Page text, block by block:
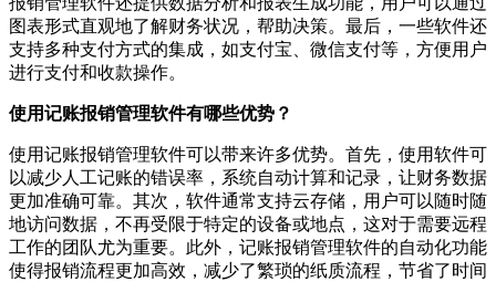
图表形式直观地了解财务状况，帮助决策。最后，一些软件还
支持多种支付方式的集成，如支付宝、微信支付等，方便用户
进行支付和收款操作。
使用记账报销管理软件有哪些优势？
使用记账报销管理软件可以带来许多优势。首先，使用软件可
以减少人工记账的错误率，系统自动计算和记录，让财务数据
更加准确可靠。其次，软件通常支持云存储，用户可以随时随
地访问数据，不再受限于特定的设备或地点，这对于需要远程
工作的团队尤为重要。此外，记账报销管理软件的自动化功能
使得报销流程更加高效，减少了繁琐的纸质流程，节省了时间